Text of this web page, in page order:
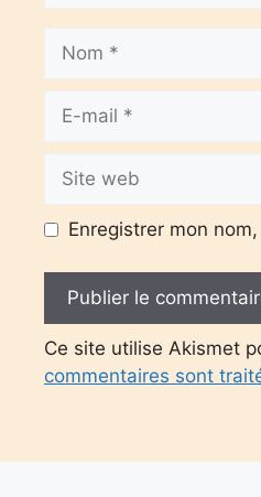
Nom
Site
web
Enregistrer mon
Ce site utilise Akismet
commentaires sont